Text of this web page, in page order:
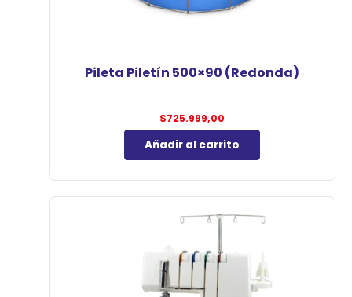
Pileta Piletín 500×90 (Redonda)
$725.999,00
Añadir al carrito